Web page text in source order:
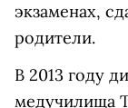
экзаменах,
родители.
В 2013 году
медучилища